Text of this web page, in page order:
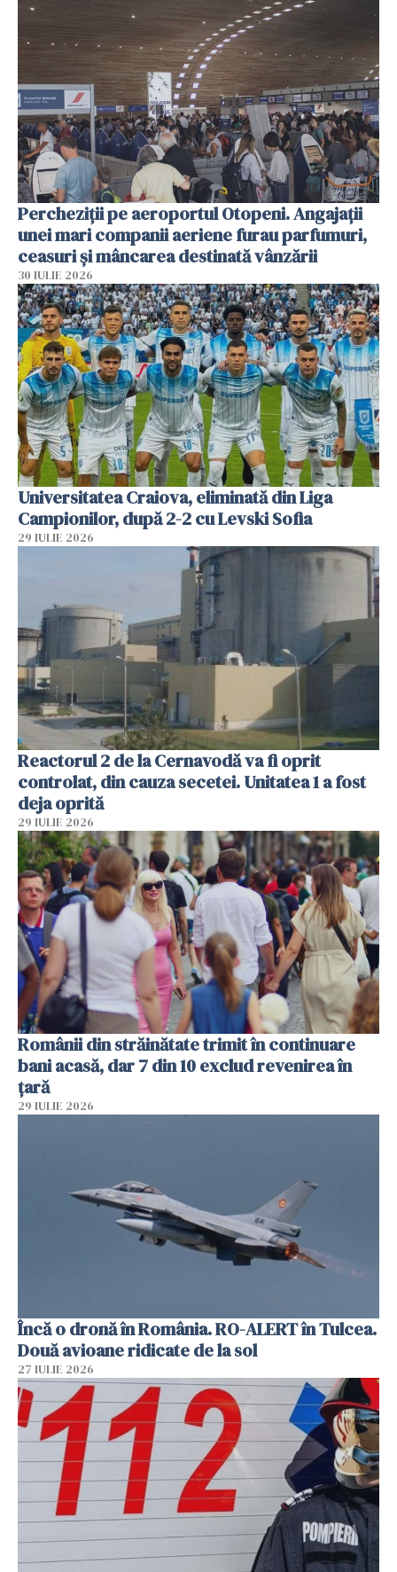
Percheziții pe aeroportul Otopeni. Angajații
unei mari companii aeriene furau parfumuri,
ceasuri și mâncarea destinată vânzării
30 IULIE 2026
Universitatea Craiova, eliminată din Liga
Campionilor, după 2-2 cu Levski Sofia
29 IULIE 2026
Reactorul 2 de la Cernavodă va fi oprit
controlat, din cauza secetei. Unitatea 1 a fost
deja oprită
29 IULIE 2026
Românii din străinătate trimit în continuare
bani acasă, dar 7 din 10 exclud revenirea în
țară
29 IULIE 2026
Încă o dronă în România. RO-ALERT în Tulcea.
Două avioane ridicate de la sol
27 IULIE 2026